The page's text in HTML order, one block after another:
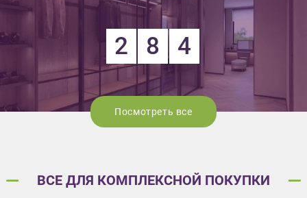
2 8 4
Посмотреть все
ВСЕ ДЛЯ КОМПЛЕКСНОЙ ПОКУПКИ